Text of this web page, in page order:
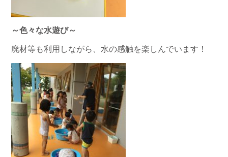
～色々な水遊び～
廃材等も利用しながら、水の感触を楽しんでいます！